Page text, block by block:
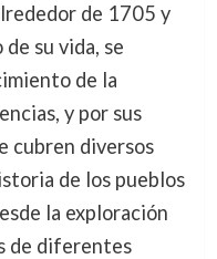
de 1705 y
su vida, se
de la
y por sus
cubren diversos
de los pueblos
la exploración
de diferentes